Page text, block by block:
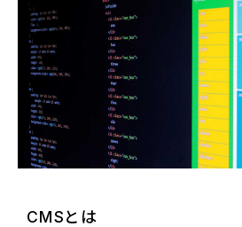
CMSとは